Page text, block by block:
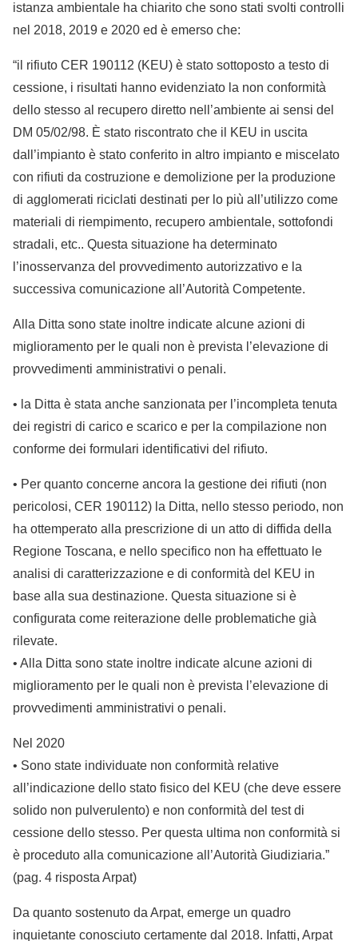
istanza ambientale ha chiarito che sono stati svolti controlli
nel 2018, 2019 e 2020 ed è emerso che:
“il rifiuto CER 190112 (KEU) è stato sottoposto a testo di
cessione, i risultati hanno evidenziato la non conformità
dello stesso al recupero diretto nell’ambiente ai sensi del
DM 05/02/98. È stato riscontrato che il KEU in uscita
dall’impianto è stato conferito in altro impianto e miscelato
con rifiuti da costruzione e demolizione per la produzione
di agglomerati riciclati destinati per lo più all’utilizzo come
materiali di riempimento, recupero ambientale, sottofondi
stradali, etc.. Questa situazione ha determinato
l’inosservanza del provvedimento autorizzativo e la
successiva comunicazione all’Autorità Competente.
Alla Ditta sono state inoltre indicate alcune azioni di
miglioramento per le quali non è prevista l’elevazione di
provvedimenti amministrativi o penali.
• la Ditta è stata anche sanzionata per l’incompleta tenuta
dei registri di carico e scarico e per la compilazione non
conforme dei formulari identificativi del rifiuto.
• Per quanto concerne ancora la gestione dei rifiuti (non
pericolosi, CER 190112) la Ditta, nello stesso periodo, non
ha ottemperato alla prescrizione di un atto di diffida della
Regione Toscana, e nello specifico non ha effettuato le
analisi di caratterizzazione e di conformità del KEU in
base alla sua destinazione. Questa situazione si è
configurata come reiterazione delle problematiche già
rilevate.
• Alla Ditta sono state inoltre indicate alcune azioni di
miglioramento per le quali non è prevista l’elevazione di
provvedimenti amministrativi o penali.
Nel 2020
• Sono state individuate non conformità relative
all’indicazione dello stato fisico del KEU (che deve essere
solido non pulverulento) e non conformità del test di
cessione dello stesso. Per questa ultima non conformità si
è proceduto alla comunicazione all’Autorità Giudiziaria.”
(pag. 4 risposta Arpat)
Da quanto sostenuto da Arpat, emerge un quadro
inquietante conosciuto certamente dal 2018. Infatti, Arpat